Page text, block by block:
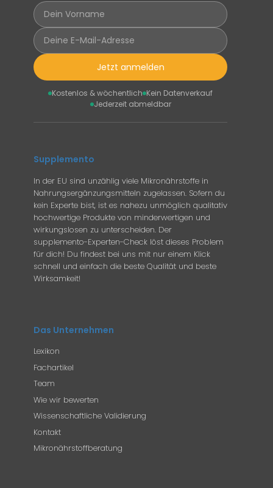
Jetzt anmelden
Kostenlos & wöchentlich Kein Datenverkauf
Jederzeit abmeldbar
Supplemento
In der EU sind unzählig viele Mikronährstoffe in
Nahrungsergänzungsmitteln zugelassen. Sofern du
kein Experte bist, ist es nahezu unmöglich qualitativ
hochwertige Produkte von minderwertigen und
wirkungslosen zu unterscheiden. Der
supplemento-Experten-Check löst dieses Problem
für dich! Du findest bei uns mit nur einem Klick
schnell und einfach die beste Qualität und beste
Wirksamkeit!
Das Unternehmen
Lexikon
Fachartikel
Team
Wie wir bewerten
Wissenschaftliche Validierung
Kontakt
Mikronährstoffberatung